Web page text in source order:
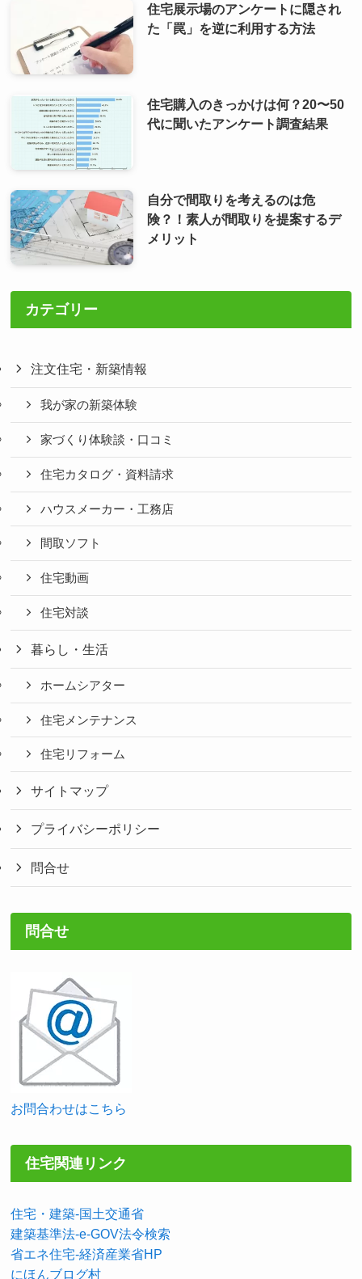
住宅展示場のアンケートに隠され
た「罠」を逆に利用する方法
住宅購入のきっかけは何？20〜50
代に聞いたアンケート調査結果
自分で間取りを考えるのは危
険？！素人が間取りを提案するデ
メリット
カテゴリー
注文住宅・新築情報
我が家の新築体験
家づくり体験談・口コミ
住宅カタログ・資料請求
ハウスメーカー・工務店
間取ソフト
住宅動画
住宅対談
暮らし・生活
ホームシアター
住宅メンテナンス
住宅リフォーム
サイトマップ
プライバシーポリシー
問合せ
問合せ
お問合わせはこちら
住宅関連リンク
住宅・建築-国土交通省
建築基準法-e-GOV法令検索
省エネ住宅-経済産業省HP
にほんブログ村